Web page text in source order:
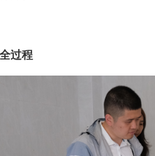
过程